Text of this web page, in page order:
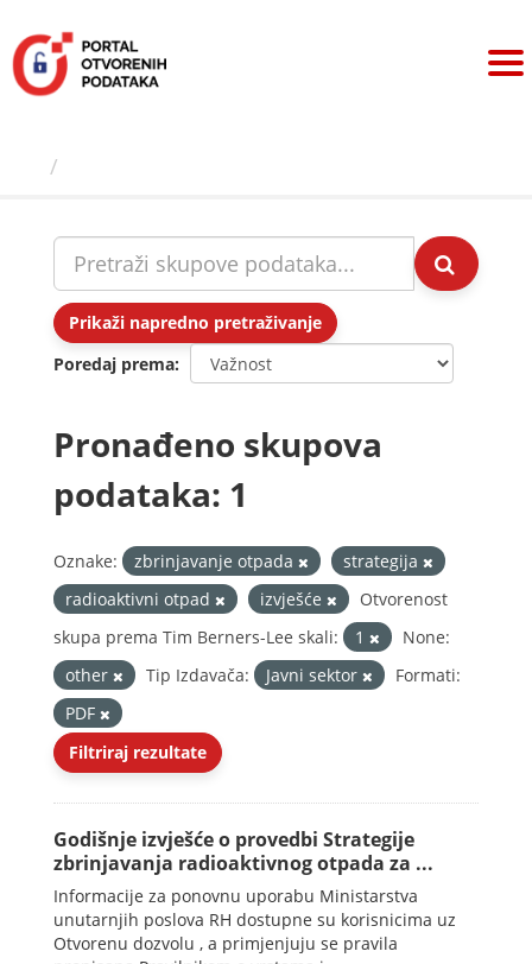
sadržaj
Prikaži napredno pretraživanje
Poredaj prema
Pronađeno skupova
podataka: 1
Oznake: zbrinjavanje otpada
strategija
radioaktivni otpad
izvješće
Otvorenost
skupa prema Tim Berners-Lee skali:
1
None:
other
Tip Izdavača: Javni sektor
Formati:
PDF
Filtriraj rezultate
Godišnje izvješće o provedbi Strategije
zbrinjavanja radioaktivnog otpada za ...
Informacije za ponovnu uporabu Ministarstva
unutarnjih poslova RH dostupne su korisnicima uz
Otvorenu dozvolu , a primjenjuju se pravila